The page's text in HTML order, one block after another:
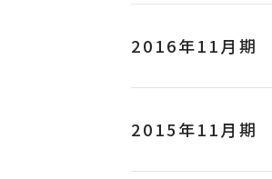
2016年11月期
2015年11月期